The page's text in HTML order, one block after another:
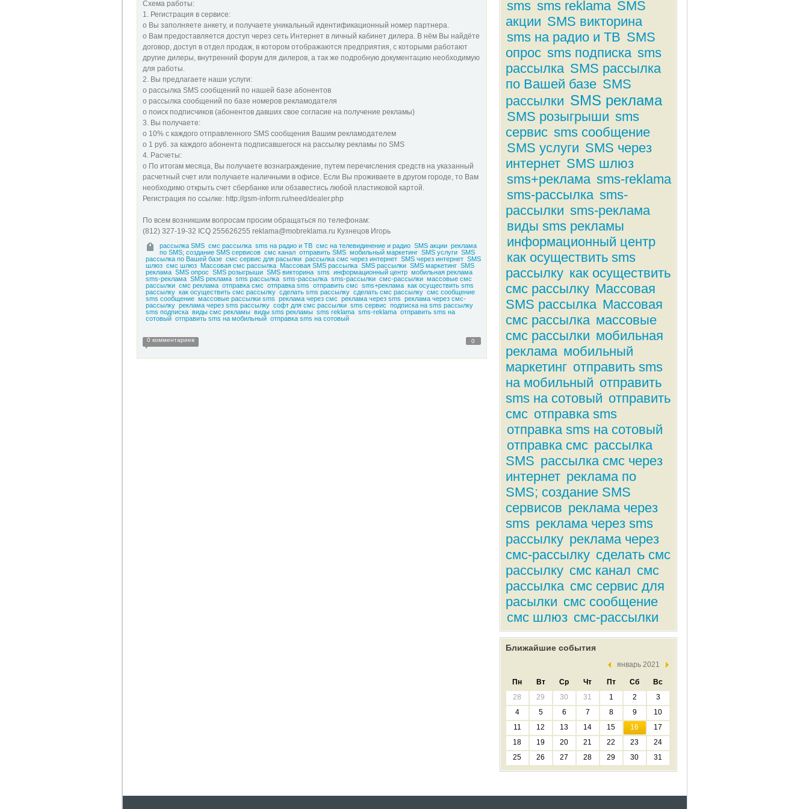
Схема работы:
1. Регистрация в сервисе:
o Вы заполняете анкету, и получаете уникальный идентификационный номер партнера.
o Вам предоставляется доступ через сеть Интернет в личный кабинет дилера. В нём Вы найдёте
договор, доступ в отдел продаж, в котором отображаются предприятия, с которыми работают
другие дилеры, внутренний форум для дилеров, а так же подробную документацию необходимую
для работы.
2. Вы предлагаете наши услуги:
o рассылка SMS сообщений по нашей базе абонентов
o рассылка сообщений по базе номеров рекламодателя
o поиск подписчиков (абонентов давших свое согласие на получение рекламы)
3. Вы получаете:
o 10% с каждого отправленного SMS сообщения Вашим рекламодателем
o 1 руб. за каждого абонента подписавшегося на рассылку рекламы по SMS
4. Расчеты:
o По итогам месяца, Вы получаете вознаграждение, путем перечисления средств на указанный
расчетный счет или получаете наличными в офисе. Если Вы проживаете в другом городе, то Вам
необходимо открыть счет сбербанке или обзавестись любой пластиковой картой.
Регистрация по ссылке: http://gsm-inform.ru/need/dealer.php
По всем возникшим вопросам просим обращаться по телефонам:
(812) 327-19-32 ICQ 255626255 reklama@mobreklama.ru Кузнецов Игорь
рассылка SMS смс рассылка sms на радио и ТВ смс на телевидинение и радио SMS акции реклама
по SMS; создание SMS сервисов смс канал отправить SMS мобильный маркетинг SMS услуги SMS
рассылка по Вашей базе смс сервис для расылки рассылка смс через интернет SMS через интернет SMS
шлюз смс шлюз Массовая смс рассылка Массовая SMS рассылка SMS рассылки SMS маркетинг SMS
реклама SMS опрос SMS розыгрыши SMS викторина sms информационный центр мобильная реклама
sms-реклама SMS реклама sms рассылка sms-рассылка sms-рассылки смс-рассылки массовые смс
рассылки смс реклама отправка смс отправка sms отправить смс sms+реклама как осуществить sms
рассылку как осуществить смс рассылку сделать sms рассылку сделать смс рассылку смс сообщение
sms сообщение массовые рассылки sms реклама через смс реклама через sms реклама через смс-
рассылку реклама через sms рассылку софт для смс рассылки sms сервис подписка на sms рассылку
sms подписка виды смс рекламы виды sms рекламы sms reklama sms-reklama отправить sms на
сотовый отправить sms на мобильный отправка sms на сотовый
0
0 комментариев
sms sms reklama SMS
акции SMS викторина
sms на радио и ТВ SMS
опрос sms подписка sms
рассылка SMS рассылка
по Вашей базе SMS
рассылки SMS реклама
SMS розыгрыши sms
сервис sms сообщение
SMS услуги SMS через
интернет SMS шлюз
sms+реклама sms-reklama
sms-рассылка sms-
рассылки sms-реклама
виды sms рекламы
информационный центр
как осуществить sms
рассылку как осуществить
смс рассылку Массовая
SMS рассылка Массовая
смс рассылка массовые
смс рассылки мобильная
реклама мобильный
маркетинг отправить sms
на мобильный отправить
sms на сотовый отправить
смс отправка sms
отправка sms на сотовый
отправка смс рассылка
SMS рассылка смс через
интернет реклама по
SMS; создание SMS
сервисов реклама через
sms реклама через sms
рассылку реклама через
смс-рассылку сделать смс
рассылку смс канал смс
рассылка смс сервис для
расылки смс сообщение
смс шлюз смс-рассылки
Ближайшие события
январь 2021
Пн Вт Ср Чт Пт Сб
Вс
28
29 30 31 1 2
3
4
5 6 7 8 9
10
11
12 13 14 15 16
17
18
19 20 21 22 23
24
25
26 27 28 29 30 31